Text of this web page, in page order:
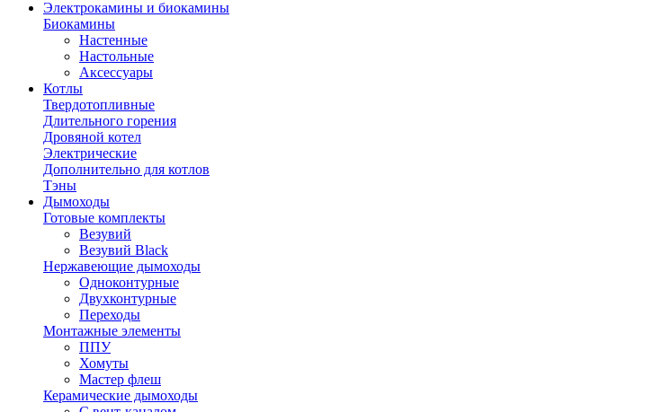
Электрокамины и биокамины
Биокамины
Настенные
Настольные
Аксессуары
Котлы
Твердотопливные
Длительного горения
Дровяной котел
Электрические
Дополнительно для котлов
Тэны
Дымоходы
Готовые комплекты
Везувий
Везувий Black
Нержавеющие дымоходы
Одноконтурные
Двухконтурные
Переходы
Монтажные элементы
ППУ
Хомуты
Мастер флеш
Керамические дымоходы